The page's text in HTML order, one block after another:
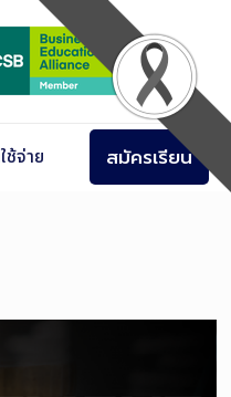
ช้จ่าย สมัครเรียน